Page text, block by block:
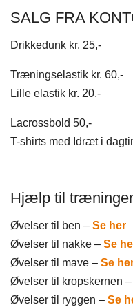
SALG FRA
Drikkedunk kr. 25,-
Træningselastik kr. 60,-
Lille elastik kr. 20,-
Lacrossbold 50,-
T-shirts med Idræt i
​Hjælp til
Øvelser til ben – ​ Se her
Øvelser til nakke – Se
Øvelser til mave – Se
Øvelser til kropskernen –
Øvelser til ryggen – Se